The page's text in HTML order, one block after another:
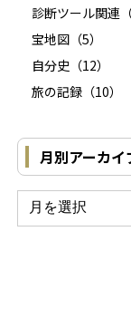
診断ツール関連
宝地図 （5）
自分史 （12）
旅の記録 （10）
月別アーカイ